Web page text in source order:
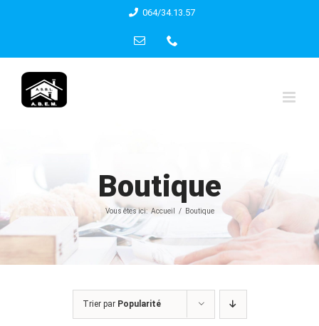
content
064/34.13.57
Email
Boutique
Vous êtes ici: Accueil Boutique
Trier par Popularité